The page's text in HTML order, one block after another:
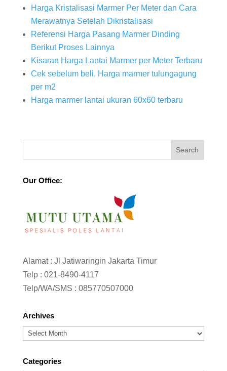
Harga Kristalisasi Marmer Per Meter dan Cara
Merawatnya Setelah Dikristalisasi
Referensi Harga Pasang Marmer Dinding
Berikut Proses Lainnya
Kisaran Harga Lantai Marmer per Meter Terbaru
Cek sebelum beli, Harga marmer tulungagung
per m2
Harga marmer lantai ukuran 60x60 terbaru
Our Office:
Alamat : Jl Jatiwaringin Jakarta Timur
Telp : 021-8490-4117
Telp/WA/SMS : 085770507000
Archives
Archives
Categories